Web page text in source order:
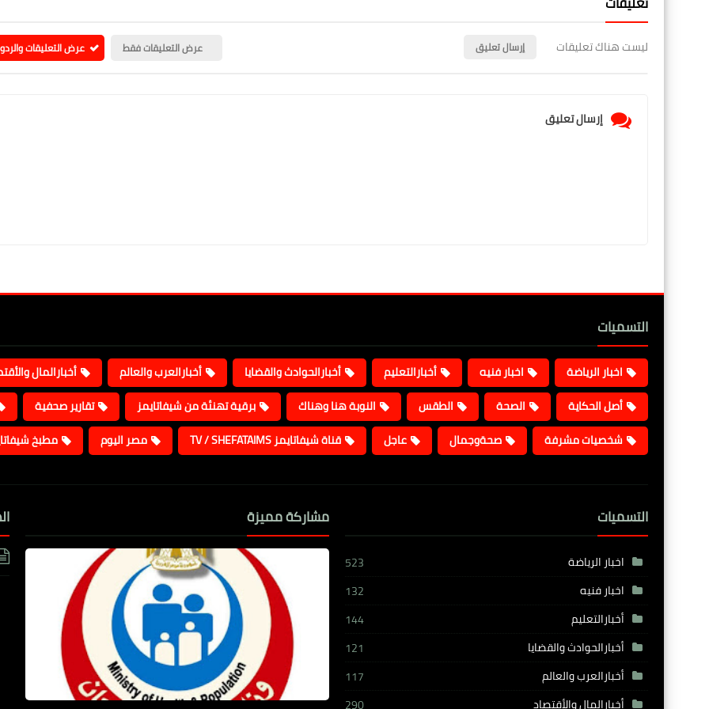
ليست هناك تعليقات إرسال تعليق عرض التعليقات فقط عرض التعليقات
إرسال تعليق
التسميات
اخبار الرياضة اخبار فنيه أخبارالتعليم أخبارالحوادث والقضايا أخبارالعرب والعالم
أخبارالمال
أصل الحكاية
الصحة الطقس النوبة هنا وهناك برقية تهنئة من شيفاتايمز
تقارير صحفية
شخصيات مشرفة
صحةوجمال عاجل قناة شيفاتايمز TV / SHEFATAIMS مصر اليوم مطبخ
التسميات
اخبار الرياضة
523
اخبار فنيه
132
أخبارالتعليم
144
أخبارالحوادث والقضايا
121
أخبارالعرب والعالم
117
أخبارالمال والأقتصاد
مشاركة مميزة